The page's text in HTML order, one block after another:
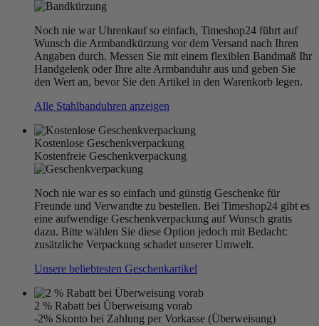
Noch nie war Uhrenkauf so einfach, Timeshop24 führt auf
Wunsch die Armbandkürzung vor dem Versand nach Ihren
Angaben durch. Messen Sie mit einem flexiblen Bandmaß Ihr
Handgelenk oder Ihre alte Armbanduhr aus und geben Sie
den Wert an, bevor Sie den Artikel in den Warenkorb legen.
Alle Stahlbanduhren anzeigen
Kostenlose Geschenkverpackung
Kostenfreie Geschenkverpackung
Noch nie war es so einfach und günstig Geschenke für
Freunde und Verwandte zu bestellen. Bei Timeshop24 gibt es
eine aufwendige Geschenkverpackung auf Wunsch gratis
dazu. Bitte wählen Sie diese Option jedoch mit Bedacht:
zusätzliche Verpackung schadet unserer Umwelt.
Unsere beliebtesten Geschenkartikel
2 % Rabatt bei Überweisung vorab
-2% Skonto bei Zahlung per Vorkasse (Überweisung)